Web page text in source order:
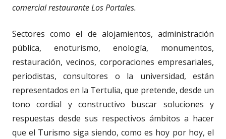
comercial restaurante Los Portales.
Sectores como el de alojamientos, administración
pública, enoturismo, enología, monumentos,
restauración, vecinos, corporaciones empresariales,
periodistas, consultores o la universidad, están
representados en la Tertulia, que pretende, desde un
tono cordial y constructivo buscar soluciones y
respuestas desde sus respectivos ámbitos a hacer
que el Turismo siga siendo, como es hoy por hoy, el